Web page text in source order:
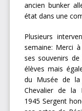
ancien bunker
état dans une
Plusieurs
semaine: Merci
ses souvenirs
élèves mais
du Musée de la
Chevalier de la
1945 Sergent